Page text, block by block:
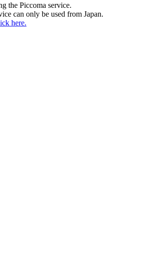
the Piccoma service.
can only be used from Japan.
here.